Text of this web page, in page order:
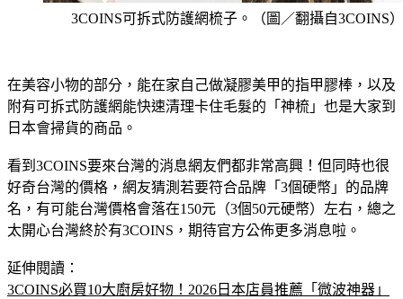
在美容小物的部分，能在家自己做凝膠美甲的指甲膠棒，以及
附有可拆式防護網能快速清理卡住毛髮的「神梳」也是大家到
看到3COINS要來台灣的消息網友們都非常高興！但同時也很
好奇台灣的價格，網友猜測若要符合品牌「3個硬幣」的品牌
名，有可能台灣價格會落在150元（3個50元硬幣）左右，總之
延伸閱讀：